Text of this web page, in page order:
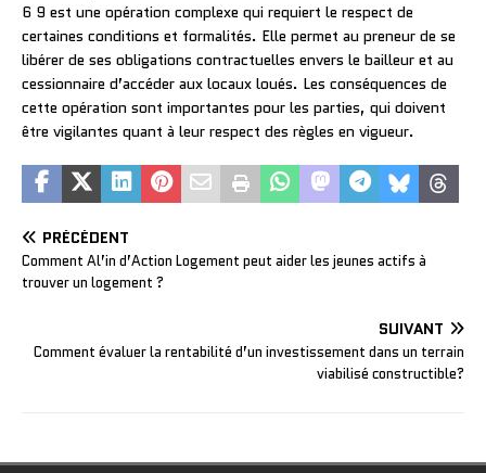
6 9 est une opération complexe qui requiert le respect de
certaines conditions et formalités. Elle permet au preneur de se
libérer de ses obligations contractuelles envers le bailleur et au
cessionnaire d’accéder aux locaux loués. Les conséquences de
cette opération sont importantes pour les parties, qui doivent
être vigilantes quant à leur respect des règles en vigueur.
PRÉCÉDENT
Comment Al’in d’Action Logement peut aider les jeunes actifs à
trouver un logement ?
SUIVANT
Comment évaluer la rentabilité d’un investissement dans un terrain
viabilisé constructible?